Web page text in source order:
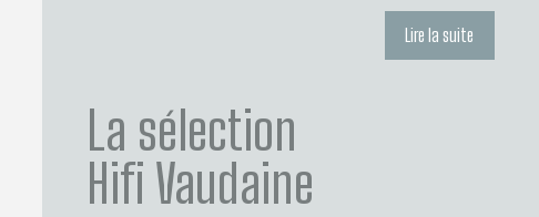
Lire la suite
La sélection
Hifi Vaudaine